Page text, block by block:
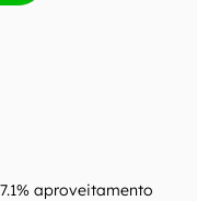
aproveitamento